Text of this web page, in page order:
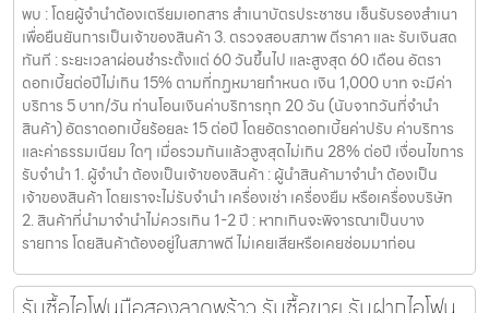
พบ : โดยผู้จำนำต้องเตรียมเอกสาร สำเนาบัตรประชาชน เซ็นรับรองสำเนา
เพื่อยืนยันการเป็นเจ้าของสินค้า 3. ตรวจสอบสภาพ ตีราคา และ รับเงินสด
ทันที : ระยะเวลาผ่อนชำระตั้งแต่ 60 วันขึ้นไป และสูงสุด 60 เดือน อัตรา
ดอกเบี้ยต่อปีไม่เกิน 15% ตามที่กฏหมายกำหนด เงิน 1,000 บาท จะมีค่า
บริการ 5 บาท/วัน ท่านโอนเงินค่าบริการทุก 20 วัน (นับจากวันที่จำนำ
สินค้า) อัตราดอกเบี้ยร้อยละ 15 ต่อปี โดยอัตราดอกเบี้ยค่าปรับ ค่าบริการ
และค่าธรรมเนียม ใดๆ เมื่อรวมกันแล้วสูงสุดไม่เกิน 28% ต่อปี เงื่อนไขการ
รับจำนำ 1. ผู้จำนำ ต้องเป็นเจ้าของสินค้า : ผู้นำสินค้ามาจำนำ ต้องเป็น
เจ้าของสินค้า โดยเราจะไม่รับจำนำ เครื่องเช่า เครื่องยืม หรือเครื่องบริษัท
2. สินค้าที่นำมาจำนำไม่ควรเกิน 1-2 ปี : หากเกินจะพิจารณาเป็นบาง
รายการ โดยสินค้าต้องอยู่ในสภาพดี ไม่เคยเสียหรือเคยซ่อมมาก่อน